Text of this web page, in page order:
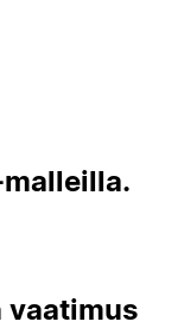
vaatimus